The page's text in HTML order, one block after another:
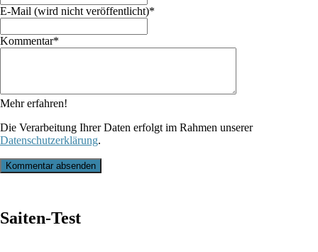
Pflichtfeld
E-Mail (wird nicht veröffentlicht)*
Pflichtfeld
Kommentar*
Mehr erfahren!
Die Verarbeitung Ihrer Daten erfolgt im Rahmen unserer
Datenschutzerklärung.
Kommentar absenden
Saiten-Test